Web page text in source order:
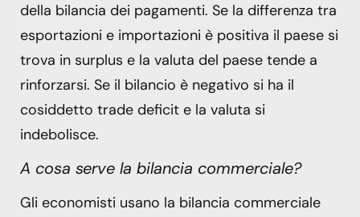
della bilancia dei pagamenti. Se la differenza tra
esportazioni e importazioni è positiva il paese si
trova in surplus e la valuta del paese tende a
rinforzarsi. Se il bilancio è negativo si ha il
cosiddetto trade deficit e la valuta si
indebolisce.
A cosa serve la bilancia commerciale?
Gli economisti usano la bilancia commerciale